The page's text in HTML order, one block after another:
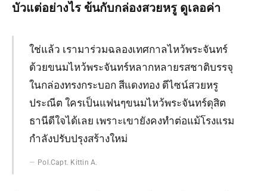
บัวแต่อย่างไร ข้นกับกล่องสวยหรู ดูเลอค่า
ใช่แล้ว เรามาร่วมฉลองเทศกาลไหว้พระจันทร์
ด้วยขนมไหว้พระจันทร์หลากหลายรสชาติบรรจุ
ในกล่องทรงกระบอก สีแดงทอง ดีไซน์สวยหรู
ประณีต ใครเป็นแฟนๆขนมไหว้พระจันทร์ดุสิต
ธานีดีใจได้เลย เพราะเขายังคงทำต่อแม้โรงแรม
กำลังปรับปรุงสร้างใหม่
Pol.Capt. Kittin A.